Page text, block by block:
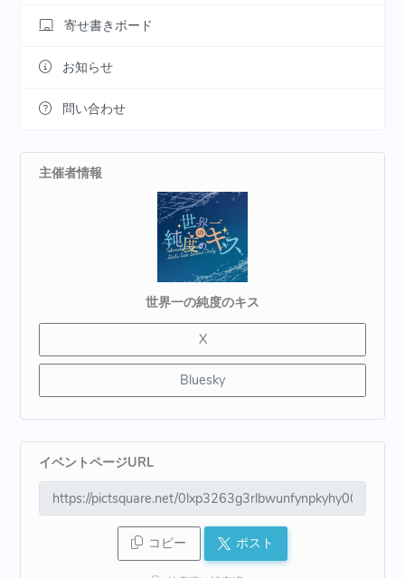
寄せ書きボード
お知らせ
問い合わせ
主催者情報
世界一の純度のキス
X
Bluesky
イベントページURL
コピー ポスト